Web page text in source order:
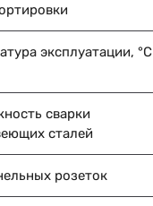
эксплуатации, °C
сварки
сталей
розеток